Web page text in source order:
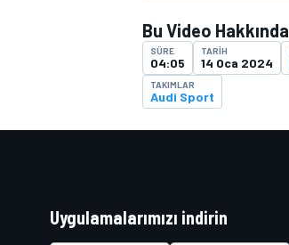
Bu Video Hakkında
SÜRE
04:05
TARIH
14 Oca 2024
TAKIMLAR
Audi Sport
Uygulamalarımızı indirin